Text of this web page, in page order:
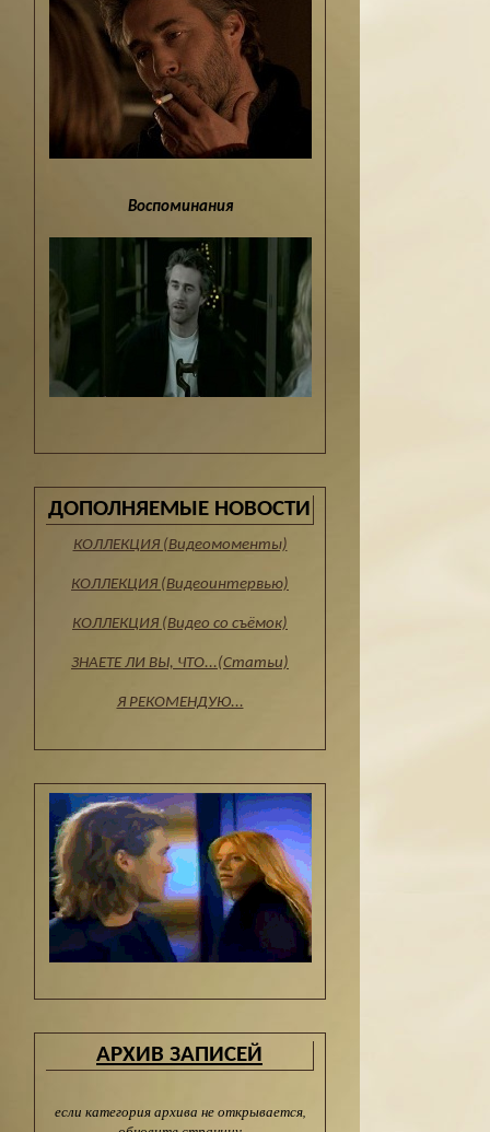
Воспоминания
ДОПОЛНЯЕМЫЕ НОВОСТИ
КОЛЛЕКЦИЯ (Видеомоменты)
КОЛЛЕКЦИЯ (Видеоинтервью)
КОЛЛЕКЦИЯ (Видео со съёмок)
ЗНАЕТЕ ЛИ ВЫ, ЧТО...(Статьи)
Я РЕКОМЕНДУЮ...
АРХИВ ЗАПИСЕЙ
если категория архива не открывается,